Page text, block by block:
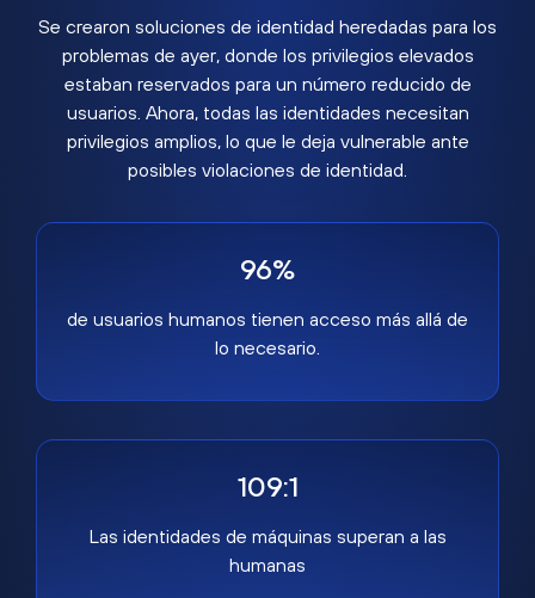
Se crearon soluciones de identidad heredadas para los
problemas de ayer, donde los privilegios elevados
estaban reservados para un número reducido de
usuarios. Ahora, todas las identidades necesitan
privilegios amplios, lo que le deja vulnerable ante
posibles violaciones de identidad.
96%
de usuarios humanos tienen acceso más allá de
lo necesario.
109:1
Las identidades de máquinas superan a las
humanas